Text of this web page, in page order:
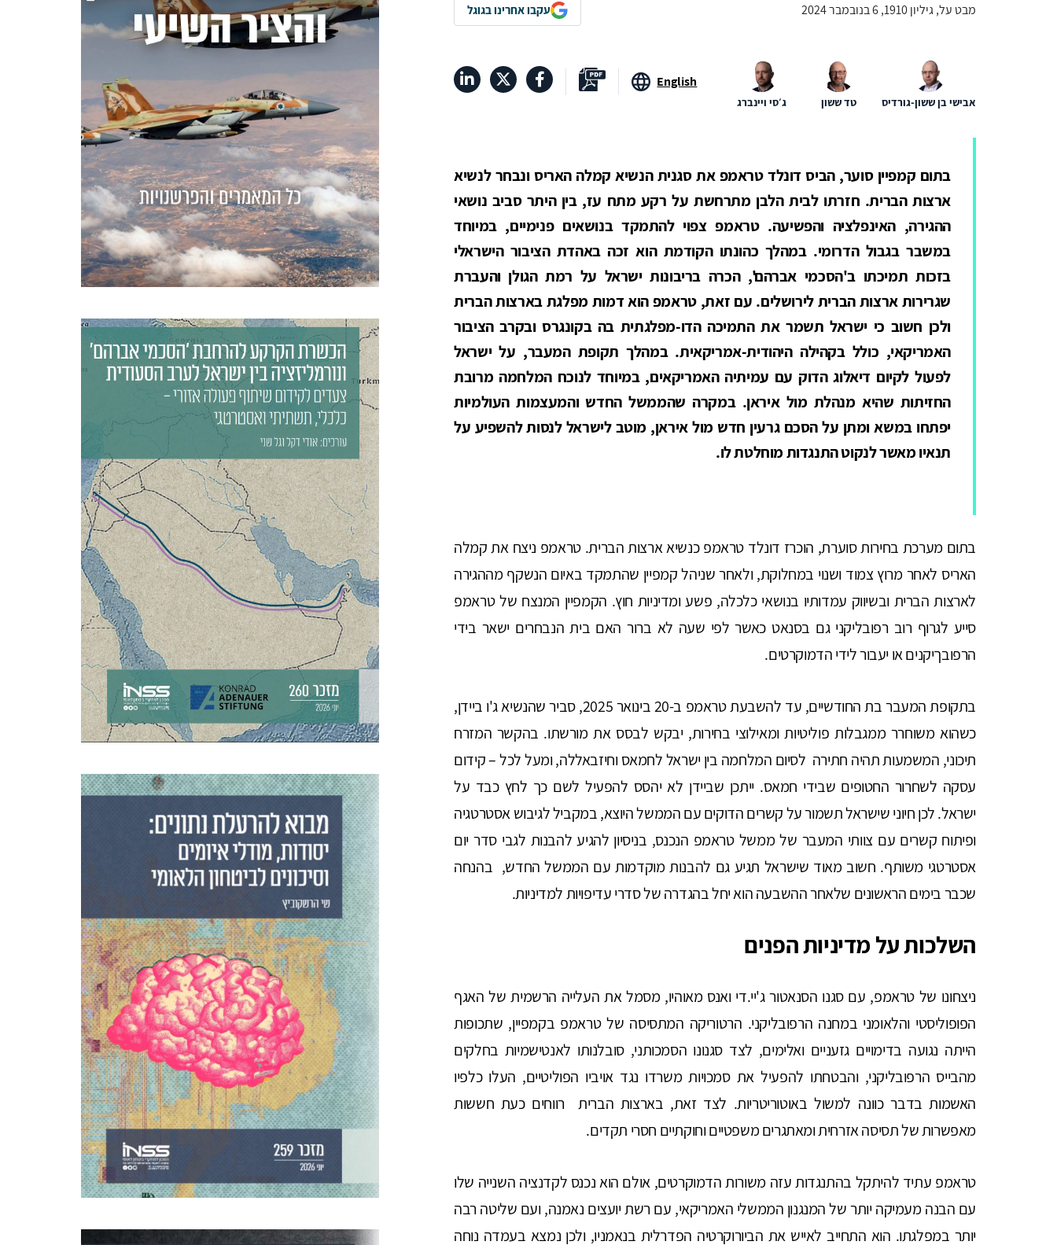
מבט על, גיליון 1910, 6 בנובמבר 2024 עקבו אחרינו בגוגל
English
אבישי בן ששון-גורדיס טד ששון ג׳סי ויינברג
בתום קמפיין סוער, הביס דונלד טראמפ את סגנית הנשיא קמלה האריס ונבחר לנשיא
ארצות הברית. חזרתו לבית הלבן מתרחשת על רקע מתח עז, בין היתר סביב נושאי
ההגירה, האינפלציה והפשיעה. טראמפ צפוי להתמקד בנושאים פנימיים, במיוחד
במשבר בגבול הדרומי. במהלך כהונתו הקודמת הוא זכה באהדת הציבור הישראלי
בזכות תמיכתו ב'הסכמי אברהם', הכרה בריבונות ישראל על רמת הגולן והעברת
שגרירות ארצות הברית לירושלים. עם זאת, טראמפ הוא דמות מפלגת בארצות הברית
ולכן חשוב כי ישראל תשמר את התמיכה הדו-מפלגתית בה בקונגרס ובקרב הציבור
האמריקאי, כולל בקהילה היהודית-אמריקאית. במהלך תקופת המעבר, על ישראל
לפעול לקיום דיאלוג הדוק עם עמיתיה האמריקאים, במיוחד לנוכח המלחמה מרובת
החזיתות שהיא מנהלת מול איראן. במקרה שהממשל החדש והמעצמות העולמיות
יפתחו במשא ומתן על הסכם גרעין חדש מול איראן, מוטב לישראל לנסות להשפיע על
תנאיו מאשר לנקוט התנגדות מוחלטת לו.
בתום מערכת בחירות סוערת, הוכרז דונלד טראמפ כנשיא ארצות הברית. טראמפ ניצח את קמלה
האריס לאחר מרוץ צמוד ושנוי במחלוקת, ולאחר שניהל קמפיין שהתמקד באיום הנשקף מההגירה
לארצות הברית ובשיווק עמדותיו בנושאי כלכלה, פשע ומדיניות חוץ. הקמפיין המנצח של טראמפ
סייע לגרוף רוב רפובליקני גם בסנאט כאשר לפי שעה לא ברור האם בית הנבחרים ישאר בידי
הרפובךיקנים או יעבור לידי הדמוקרטים.
בתקופת המעבר בת החודשיים, עד להשבעת טראמפ ב-20 בינואר 2025, סביר שהנשיא ג'ו ביידן,
כשהוא משוחרר ממגבלות פוליטיות ומאילוצי בחירות, יבקש לבסס את מורשתו. בהקשר המזרח
תיכוני, המשמעות תהיה חתירה לסיום המלחמה בין ישראל לחמאס וחיזבאללה, ומעל לכל – קידום
עסקה לשחרור החטופים שבידי חמאס. ייתכן שביידן לא יהסס להפעיל לשם כך לחץ כבד על
ישראל. לכן חיוני שישראל תשמור על קשרים הדוקים עם הממשל היוצא, במקביל לגיבוש אסטרטגיה
ופיתוח קשרים עם צוותי המעבר של ממשל טראמפ הנכנס, בניסיון להגיע להבנות לגבי סדר יום
אסטרטגי משותף. חשוב מאוד שישראל תגיע גם להבנות מוקדמות עם הממשל החדש, בהנחה
שכבר בימים הראשונים שלאחר ההשבעה הוא יחל בהגדרה של סדרי עדיפויות למדיניות.
השלכות על מדיניות הפנים
ניצחונו של טראמפ, עם סגנו הסנאטור ג'יי.די ואנס מאוהיו, מסמל את העלייה הרשמית של האגף
הפופוליסטי והלאומני במחנה הרפובליקני. הרטוריקה המתסיסה של טראמפ בקמפיין, שתכופות
הייתה נגועה בדימויים גזעניים ואלימים, לצד סגנונו הסמכותני, סובלנותו לאנטישמיות בחלקים
מהבייס הרפובליקני, והבטחתו להפעיל את סמכויות משרדו נגד אויביו הפוליטיים, העלו כלפיו
האשמות בדבר כוונה למשול באוטוריטריות. לצד זאת, בארצות הברית רווחים כעת חששות
מאפשרות של תסיסה אזרחית ומאתגרים משפטיים וחוקתיים חסרי תקדים.
טראמפ עתיד להיתקל בהתנגדות עזה משורות הדמוקרטים, אולם הוא נכנס לקדנציה השנייה שלו
עם הבנה מעמיקה יותר של המנגנון הממשלי האמריקאי, עם רשת יועצים נאמנה, ועם שליטה רבה
יותר במפלגתו. הוא התחייב לאייש את הביורוקרטיה הפדרלית בנאמניו, ולכן נמצא בעמדה נוחה